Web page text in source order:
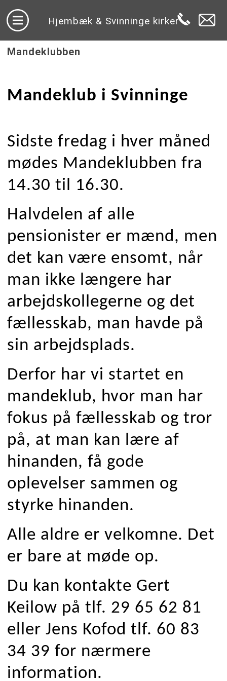
Hjembæk & Svinninge kirker
Mandeklubben
Mandeklub i Svinninge
Sidste fredag i hver måned
mødes Mandeklubben fra
14.30 til 16.30.
Halvdelen af alle
pensionister er mænd, men
det kan være ensomt, når
man ikke længere har
arbejdskollegerne og det
fællesskab, man havde på
sin arbejdsplads.
Derfor har vi startet en
mandeklub, hvor man har
fokus på fællesskab og tror
på, at man kan lære af
hinanden, få gode
oplevelser sammen og
styrke hinanden.
Alle aldre er velkomne. Det
er bare at møde op.
Du kan kontakte Gert
Keilow på tlf. 29 65 62 81
eller Jens Kofod tlf. 60 83
34 39 for nærmere
information.